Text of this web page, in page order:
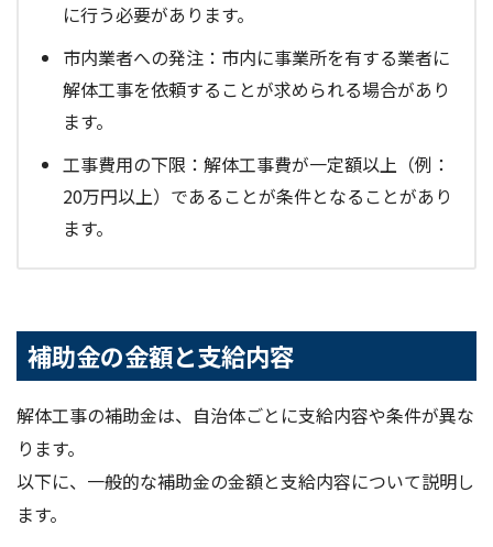
に行う必要があります。
市内業者への発注：市内に事業所を有する業者に
解体工事を依頼することが求められる場合があり
ます。
工事費用の下限：解体工事費が一定額以上（例：
20万円以上）であることが条件となることがあり
ます。
補助金の金額と支給内容
解体工事の補助金は、自治体ごとに支給内容や条件が異な
ります。
以下に、一般的な補助金の金額と支給内容について説明し
ます。